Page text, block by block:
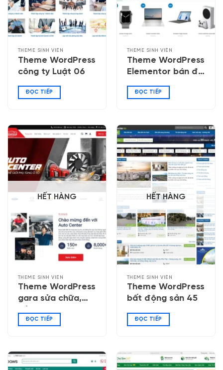
THEME SINH VIÊN
Theme WordPress
công ty Luật 06
ĐỌC TIẾP
THEME SINH VIÊN
Theme WordPress
Elementor bán đồ
ĐỌC TIẾP
HẾT HÀNG
THEME SINH VIÊN
Theme WordPress
gara sửa chữa,
ĐỌC TIẾP
HẾT HÀNG
THEME SINH VIÊN
Theme WordPress
bất động sản 45
ĐỌC TIẾP